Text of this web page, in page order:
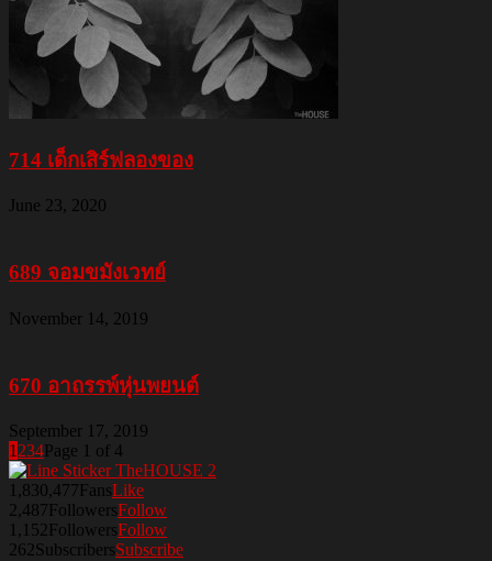
714 เด็กเสิร์ฟลองของ
June 23, 2020
689 จอมขมังเวทย์
November 14, 2019
670 อาถรรพ์หุ่นพยนต์
September 17, 2019
1 234Page 1 of 4
1,830,477FansLike
2,487FollowersFollow
1,152FollowersFollow
262SubscribersSubscribe